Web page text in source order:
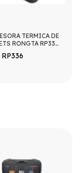
TERMICA DE
RONGTA RP336
LAN